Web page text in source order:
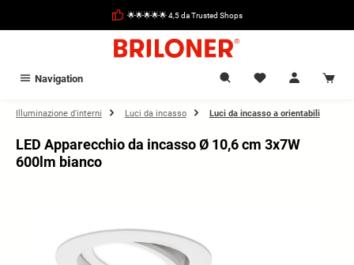
🌟🌟🌟🌟🌟 4,5 da Trusted Shops
Navigation
Illuminazione d'interni Luci da incasso Luci da incasso a orientabili
LED Apparecchio da incasso Ø 10,6 cm 3x7W
600lm bianco